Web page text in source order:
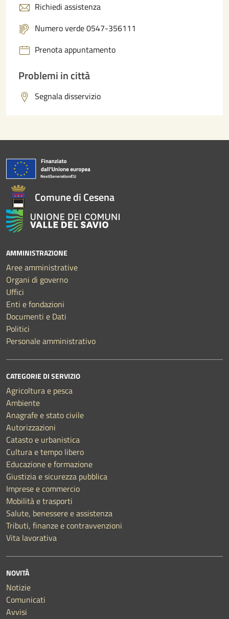
Richiedi assistenza
Numero verde 0547-356111
Prenota appuntamento
Problemi in città
Segnala disservizio
Comune di Cesena
AMMINISTRAZIONE
Aree amministrative
Organi di governo
Uffici
Enti e fondazioni
Documenti e Dati
Politici
Personale amministrativo
CATEGORIE DI SERVIZIO
Agricoltura e pesca
Ambiente
Anagrafe e stato civile
Autorizzazioni
Catasto e urbanistica
Cultura e tempo libero
Educazione e formazione
Giustizia e sicurezza pubblica
Imprese e commercio
Mobilità e trasporti
Salute, benessere e assistenza
Tributi, finanze e contravvenzioni
Vita lavorativa
NOVITÀ
Notizie
Comunicati
Avvisi